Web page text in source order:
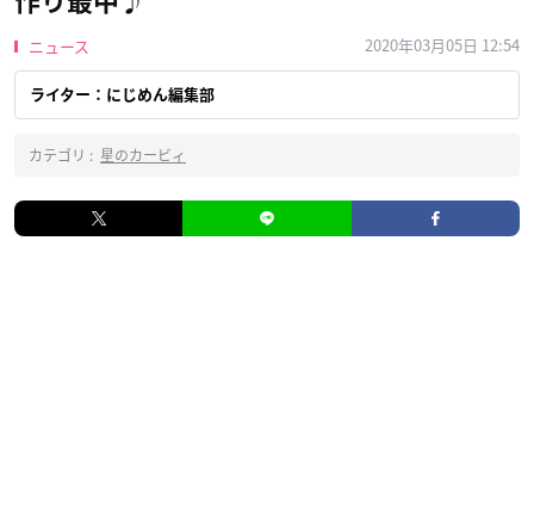
ニュース 2020年03月05日 12:54
ライター：にじめん編集部
カテゴリ : 星のカービィ